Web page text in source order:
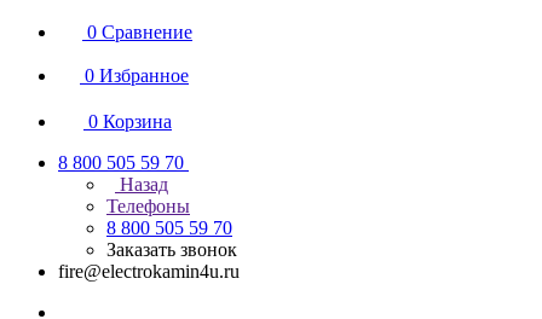
0 Сравнение
0 Избранное
0 Корзина
8 800 505 59 70
Назад
Телефоны
8 800 505 59 70
Заказать звонок
fire@electrokamin4u.ru